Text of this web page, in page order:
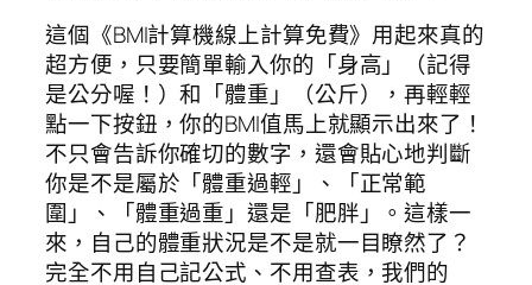
這個《BMI計算機線上計算免費》用起來真的
超方便，只要簡單輸入你的「身高」（記得
是公分喔！）和「體重」（公斤），再輕輕
點一下按鈕，你的BMI值馬上就顯示出來了！
不只會告訴你確切的數字，還會貼心地判斷
你是不是屬於「體重過輕」、「正常範
圍」、「體重過重」還是「肥胖」。這樣一
來，自己的體重狀況是不是就一目瞭然了？
完全不用自己記公式、不用查表，我們的